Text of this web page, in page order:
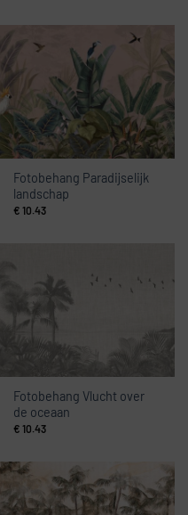
Fotobehang Paradijselijk
landschap
€ 10.43
Fotobehang Vlucht over
de oceaan
€ 10.43